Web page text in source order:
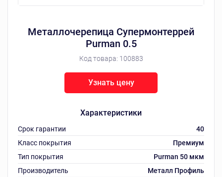
Металлочерепица Супермонтеррей
Purman 0.5
Код товара: 100883
Характеристики
Срок гарантии
40
Класс покрытия
Премиум
Тип покрытия
Purman 50 мкм
Производитель
Металл Профиль
Узнать цену